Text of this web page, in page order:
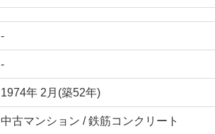
-
-
1974年 2月(築52年)
中古マンション / 鉄筋コンクリート